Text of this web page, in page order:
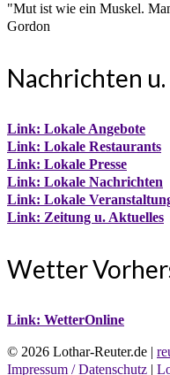
"Mut ist wie ein Muskel.
Gordon
Nachrichten
Link: Lokale Angebote
Link: Lokale Restaurants
Link: Lokale Presse
Link: Lokale Nachrichten
Link: Lokale
Link: Zeitung u. Aktuelles
Wetter
Link: WetterOnline
© 2026 Lothar-Reuter.de |
Impressum / Datenschutz |